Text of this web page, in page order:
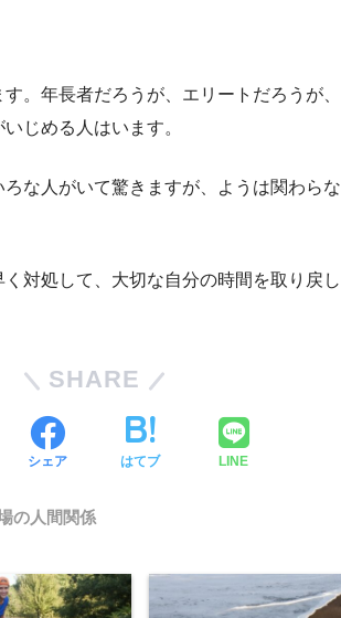
。年長者だろうが、エリートだろうが、
じめる人はいます。
な人がいて驚きますが、ようは関わらな
対処して、大切な自分の時間を取り戻し
SHARE
シェア はてブ LINE
の人間関係